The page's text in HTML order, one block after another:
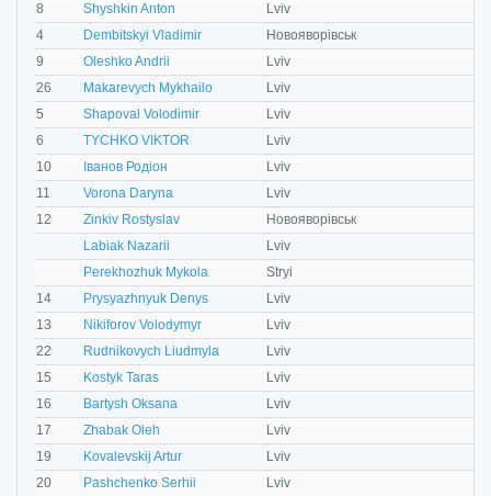
8
Shyshkin Anton
Lviv
4
Dembitskyi Vladimir
Новояворівськ
9
Oleshko Andrii
Lviv
26
Makarevych Mykhailo
Lviv
5
Shapoval Volodimir
Lviv
6
TYCHKO VIKTOR
Lviv
10
Іванов Родіон
Lviv
11
Vorona Daryna
Lviv
12
Zinkiv Rostyslav
Новояворівськ
Labiak Nazarii
Lviv
Perekhozhuk Mykola
Stryi
14
Prysyazhnyuk Denys
Lviv
13
Nikiforov Volodymyr
Lviv
22
Rudnikovych Liudmyla
Lviv
15
Kostyk Taras
Lviv
16
Bartysh Oksana
Lviv
17
Zhabak Oleh
Lviv
19
Kovalevskij Artur
Lviv
20
Pashchenko Serhii Lviv